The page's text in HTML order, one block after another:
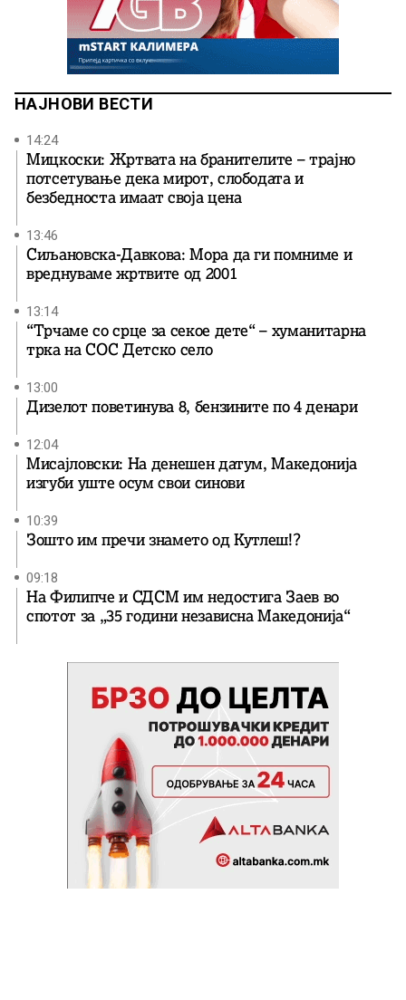
НАЈНОВИ ВЕСТИ
14:24
Мицкоски: Жртвата на бранителите – трајно
потсетување дека мирот, слободата и
безбедноста имаат своја цена
13:46
Сиљановска-Давкова: Мора да ги помниме и
вреднуваме жртвите од 2001
13:14
“Трчаме со срце за секое дете“ – хуманитарна
трка на СОС Детско село
13:00
Дизелот поветинува 8, бензините по 4 денари
12:04
Мисајловски: На денешен датум, Македонија
изгуби уште осум свои синови
10:39
Зошто им пречи знамето од Кутлеш!?
09:18
На Филипче и СДСМ им недостига Заев во
спотот за „35 години независна Македонија“